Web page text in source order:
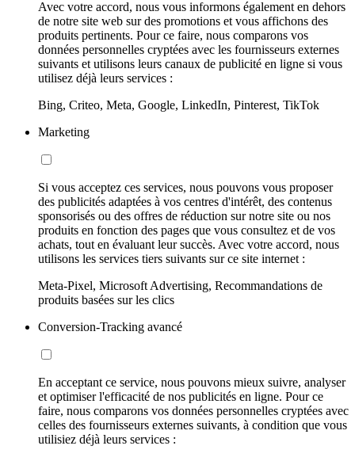
Avec votre accord, nous vous informons également en dehors
de notre site web sur des promotions et vous affichons des
produits pertinents. Pour ce faire, nous comparons vos
données personnelles cryptées avec les fournisseurs externes
suivants et utilisons leurs canaux de publicité en ligne si vous
utilisez déjà leurs services :
Bing, Criteo, Meta, Google, LinkedIn, Pinterest, TikTok
Marketing
Si vous acceptez ces services, nous pouvons vous proposer
des publicités adaptées à vos centres d'intérêt, des contenus
sponsorisés ou des offres de réduction sur notre site ou nos
produits en fonction des pages que vous consultez et de vos
achats, tout en évaluant leur succès. Avec votre accord, nous
utilisons les services tiers suivants sur ce site internet :
Meta-Pixel, Microsoft Advertising, Recommandations de
produits basées sur les clics
Conversion-Tracking avancé
En acceptant ce service, nous pouvons mieux suivre, analyser
et optimiser l'efficacité de nos publicités en ligne. Pour ce
faire, nous comparons vos données personnelles cryptées avec
celles des fournisseurs externes suivants, à condition que vous
utilisiez déjà leurs services :